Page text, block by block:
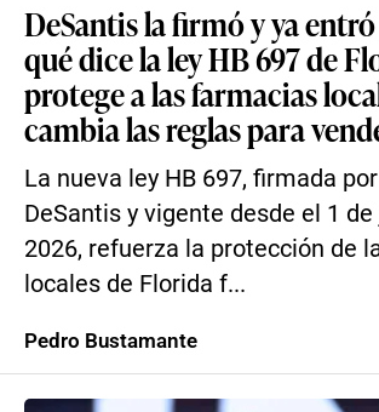
DeSantis la firmó y ya
qué dice la ley HB 697 de
protege a las farmacias
cambia las reglas para
La nueva ley HB 697, firmada
DeSantis y vigente desde el 1
2026, refuerza la protección de
locales de Florida f...
Pedro Bustamante